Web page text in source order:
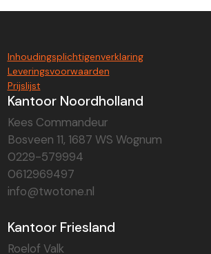
Inhoudingsplichtigenverklaring
Leveringsvoorwaarden
Prijslijst
Kantoor Noordholland
Kees Commandeur
Bosveen 11, 1687 WS Wognum
0229-579994
0612969497
info@twotone.nl
Kantoor Friesland
Roelof Valk